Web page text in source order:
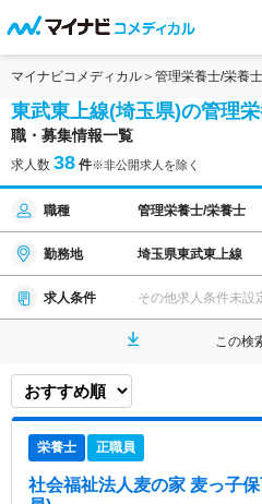
マイナビコメディカル 管理栄養士/栄養
東武東上線(埼玉県)の管理
職・募集情報一覧
求人数 38 件※非公開求人を除く
職種 管理栄養士/栄養士
勤務地 埼玉県東武東上線
求人条件 その他求人条件未設
この検
栄養士 正職員
社会福祉法人麦の家 麦っ子保